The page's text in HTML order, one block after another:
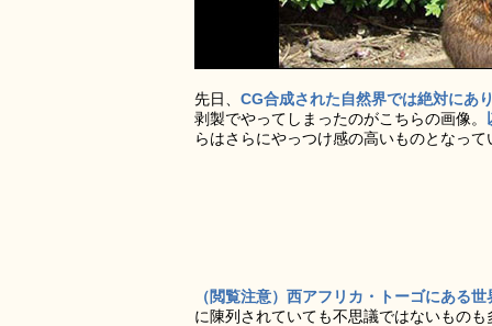
先日、 CG合成された自然界では絶対にあ
剥製でやってしまったのがこちらの画像。
らはさらにやっつけ感の高いものとなって
（閲覧注意）西アフリカ・トーゴにあ
に陳列されていても不思議ではないものも